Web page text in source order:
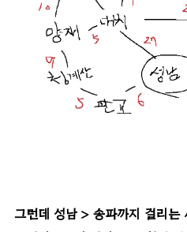
그런데 성남 > 송파까지 걸리